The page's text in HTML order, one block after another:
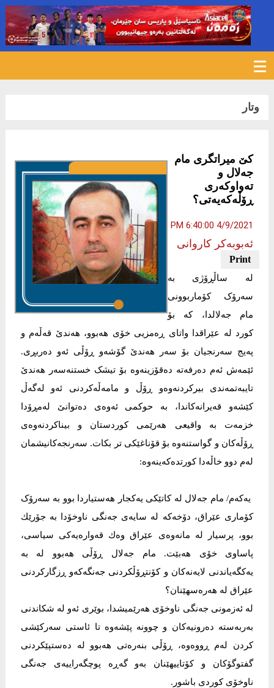
وتار
کێ میراتگری مام
جەلال و
تەواوکەری
ڕۆڵەکەیەتی؟
4/9/2021 6:40:00 PM
ئەبوبەكر كاروانی
لە ساڵڕۆژی بە
سەرۆک کۆماربوونی
مام جەلالدا، کە بۆ
کورد لە عێراقدا واتای ڕەمزیی خۆی ھەبوو، ھەندێ قەڵەم و
پەیج سەرنجیان بۆ سەر ھەندێ گۆشەو ڕۆڵی ئەو دەربڕی.
ئێمەش ئەم دەرفەتە دەقۆزینەوە بۆ تیشک خستنەسەر ھەندێ
تایبەتمەندی بیرکردنەوەو ڕۆڵ و مامەڵەکردنی ئەو لەگەڵ
کێشەو قەیرانەکاندا، بە حوکمی ئەوەی دەتوانێ لەمڕۆدا
خزمەت بە واقیعی ھەرێمی کوردستان و بیناکردنەوەی
ڕۆڵەکان و گواستنەوە بۆ قۆناغێکی تر بکات. سەرنجەکانیشمان
لەم دوو خاڵەدا کورتدەکەینەوە:
یەکەم/ مام جەلال لە کاتێکی یەکجار ھەستیاردا بوو بە سەرۆک
کۆماری عێراق، دۆخەکە لە سایەی جەنگی ناوخۆدا بە جۆرێك
بوو، پرسیار لە مانەوەی عێراق وەك قەوارەیەکی سیاسی،
پاساوی خۆی ھەبێت. مام جەلال ڕۆڵی ھەبوو لە بە
یەکگەیاندنی لایەنەکان و کۆنتڕۆڵکردنی جەنگەکەو ڕزگارکردنی
عێراق لە ھەرەسھێنان؟
لە ئەزمونی جەنگی ناوخۆی ھەرێمیشدا، بوێری ئەو لە شکاندنی
بەربەستە دەرونیەکان و چوونە پێشەوە تا ئاستی سەرکێشی
کردن لەم ڕووەوە، ڕۆڵی بنەرەتی ھەبوو لە دەستپێکردنی
گفتوگۆکان و کۆتاییھێنان بەو گەڕە پوچگەراییەی جەنگی
ناوخۆی کوردی باشور.